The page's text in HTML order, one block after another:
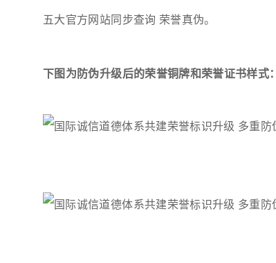
五大官方网站同步查询 荣誉真伪。
下图为防伪升级后的荣誉铜牌和荣誉证书样式：